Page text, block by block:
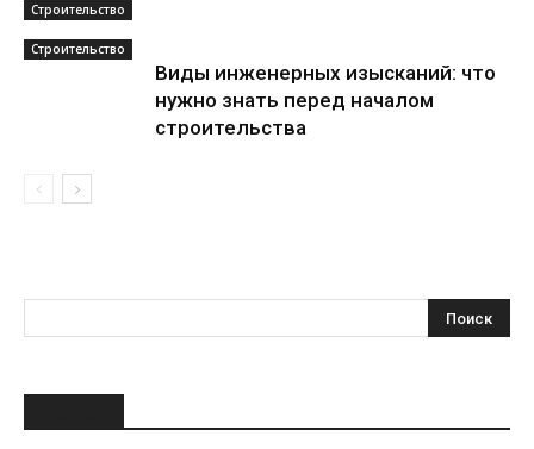
Строительство
Строительство
Виды инженерных изысканий: что
нужно знать перед началом
строительства